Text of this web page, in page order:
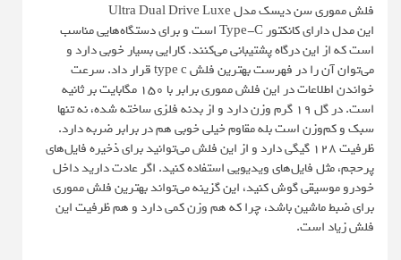
فلش مموری سن دیسک مدل Ultra Dual Drive Luxe
این مدل دارای کانکتور Type-C است و برای دستگاه‌هایی مناسب
است که از این درگاه پشتیبانی می‌کنند. کارایی بسیار خوبی دارد و
می‌توان آن را در فهرست بهترین فلش type c قرار داد. سرعت
خواندن اطلاعات در این فلش مموری برابر با ۱۵۰ مگابایت بر ثانیه
است. در گل ۱۹ گرم وزن دارد و از بدنه فلزی ساخته شده، نه تنها
سبک و کم‌وزن است بله مقاوم خیلی خوبی هم در برابر ضربه دارد.
ظرفیت ۱۲۸ گیگی دارد و از این فلش می‌توانید برای ذخیره فایل‌های
پرحجم، مثل فایل‌های ویدیویی استفاده کنید. اگر عادت دارید داخل
خودرو موسیقی گوش کنید، این گزینه می‌تواند بهترین فلش مموری
برای ضبط ماشین باشد، چرا که هم وزن کمی دارد و هم ظرفیت این
فلش زیاد است.